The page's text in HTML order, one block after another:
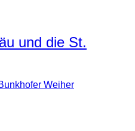
und die St.